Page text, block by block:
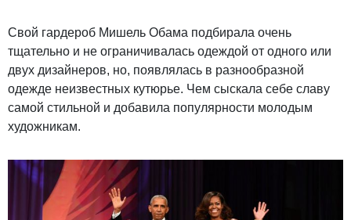
Свой гардероб Мишель Обама подбирала очень
тщательно и не ограничивалась одеждой от одного или
двух дизайнеров, но, появлялась в разнообразной
одежде неизвестных кутюрье. Чем сыскала себе славу
самой стильной и добавила популярности молодым
художникам.